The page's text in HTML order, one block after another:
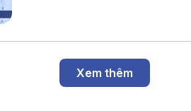
Xem thêm